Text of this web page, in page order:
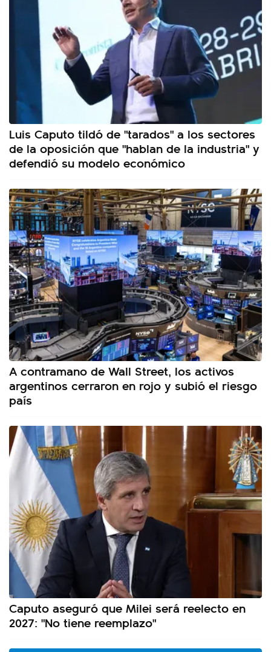
Luis Caputo tildó de "tarados" a los sectores
de la oposición que "hablan de la industria" y
defendió su modelo económico
A contramano de Wall Street, los activos
argentinos cerraron en rojo y subió el riesgo
país
Caputo aseguró que Milei será reelecto en
2027: "No tiene reemplazo"